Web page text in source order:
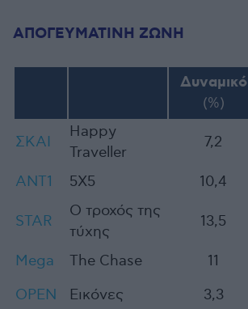
ΑΠΟΓΕΥΜΑΤΙΝΗ ΖΩΝΗ
Δυναμικό
(%)
ΣΚΑΙ
Happy
Traveller
7,2
ΑNT1 5X5 10,4
STAR
Ο τροχός της
τύχης
13,5
Mega The Chase 11
OPEN
Εικόνες 3,3